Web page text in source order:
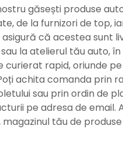
găsești produse
de la furnizori de top,
că acestea sunt
la atelierul tău auto,
curierat rapid, oriunde
achita comanda prin
sau prin ordin de
pe adresa de email.
tău de